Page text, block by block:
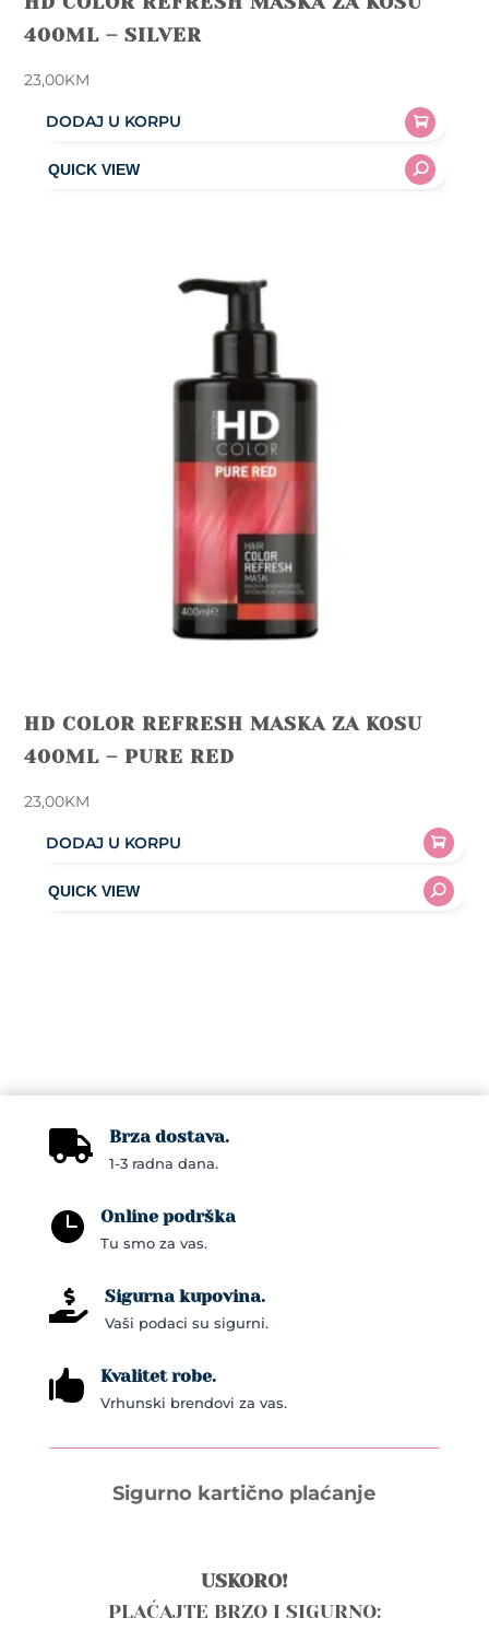
400ML – SILVER
23,00KM
DODAJ U KORPU
HD COLOR REFRESH MASKA ZA KOSU
400ML – PURE RED
23,00KM
DODAJ U KORPU
 Brza dostava.
1-3 radna dana.
 Online podrška
Tu smo za vas.
 Sigurna kupovina.
Vaši podaci su sigurni.
 Kvalitet robe.
Vrhunski brendovi za vas.
Sigurno kartično plaćanje
USKORO!
PLAĆAJTE BRZO I SIGURNO: